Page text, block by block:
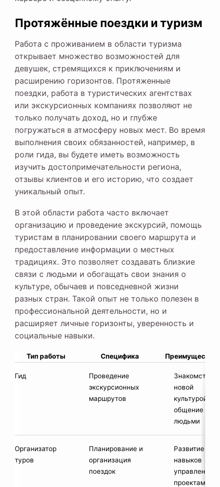
Протяжённые поездки и туризм
Работа с проживанием в области туризма
открывает множество возможностей для
девушек, стремящихся к приключениям и
расширению горизонтов. Протяженные
поездки, работа в туристических агентствах
или экскурсионных компаниях позволяют не
только получать доход, но и глубже
погружаться в атмосферу новых мест. Во время
выполнения своих обязанностей, например, в
роли гида, вы будете иметь возможность
изучить достопримечательности региона,
отзывы клиентов и его историю, что создает
уникальный опыт.
В этой области работа часто включает
организацию и проведение экскурсий, помощь
туристам в планировании своего маршрута и
предоставление информации о местных
традициях. Это позволяет создавать близкие
связи с людьми и обогащать свои знания о
культуре, обычаев и повседневной жизни
разных стран. Такой опыт не только полезен в
профессиональной деятельности, но и
расширяет личные горизонты, уверенность и
социальные навыки.
Тип работы Специфика Преимущества
Гид
Проведение
экскурсионных
маршрутов
Знакомство с
новой
культурой и
общение с
людьми
Организатор
туров
Планирование и
организация
поездок
Развитие
навыков
управления
проектами